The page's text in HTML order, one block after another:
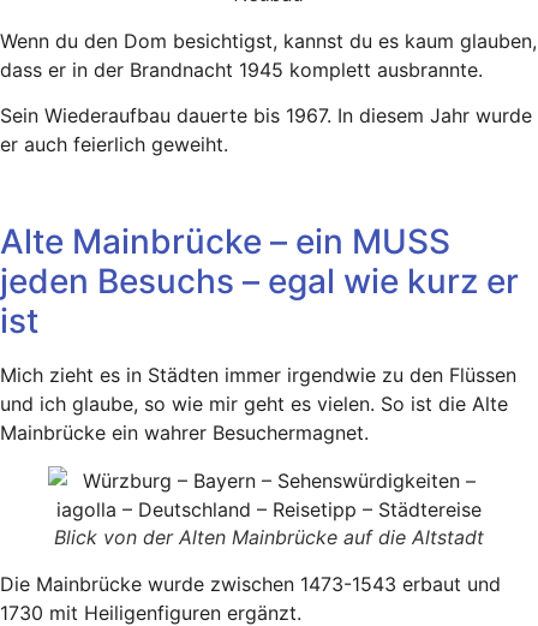
Wenn du den Dom besichtigst, kannst du es kaum glauben,
dass er in der Brandnacht 1945 komplett ausbrannte.
Sein Wiederaufbau dauerte bis 1967. In diesem Jahr wurde
er auch feierlich geweiht.
Alte Mainbrücke – ein MUSS
jeden Besuchs – egal wie kurz er
ist
Mich zieht es in Städten immer irgendwie zu den Flüssen
und ich glaube, so wie mir geht es vielen. So ist die Alte
Mainbrücke ein wahrer Besuchermagnet.
Blick von der Alten Mainbrücke auf die Altstadt
Die Mainbrücke wurde zwischen 1473-1543 erbaut und
1730 mit Heiligenfiguren ergänzt.